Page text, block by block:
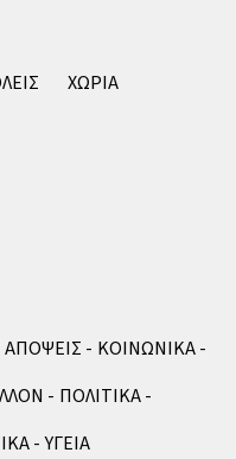
ΧΩΡΙΑ
ΑΠΟΨΕΙΣ
ΚΟΙΝΩΝΙΚΑ
ΠΟΛΙΤΙΚΑ
ΥΓΕΙΑ